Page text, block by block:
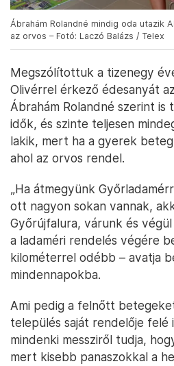
Ábrahám Rolandné mindig oda utazik
az orvos – Fotó: Laczó Balázs / Telex
Megszólítottuk a tizenegy
Olivérrel érkező édesanyát
Ábrahám Rolandné szerint
idők, és szinte teljesen
lakik, mert ha a gyerek
ahol az orvos rendel.
„Ha átmegyünk
ott nagyon sokan vannak,
Győrújfalura, várunk és
a ladaméri rendelés végére
kilométerrel odébb – avatja
mindennapokba.
Ami pedig a felnőtt
település saját rendelője felé
mindenki messziről tudja,
mert kisebb panaszokkal a